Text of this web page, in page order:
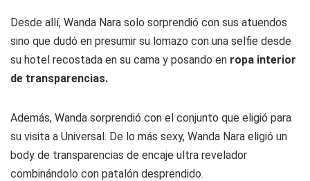
Desde allí, Wanda Nara solo sorprendió con sus atuendos
sino que dudó en presumir su lomazo con una selfie desde
su hotel recostada en su cama y posando en ropa interior
de transparencias.
Además, Wanda sorprendió con el conjunto que eligió para
su visita a Universal. De lo más sexy, Wanda Nara eligió un
body de transparencias de encaje ultra revelador
combinándolo con patalón desprendido.